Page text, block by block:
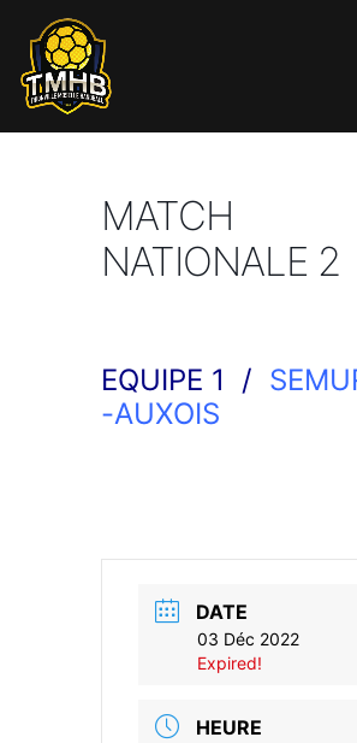
MATCH
NATIONALE 2
EQUIPE 1 /
-AUXOIS
DATE
03 Déc 2022
Expired!
HEURE